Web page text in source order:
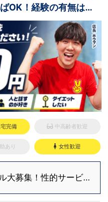
OK！経験の有無は関
完備 中高齢者歓迎
あり 女性歓迎
大募集！性的サービス